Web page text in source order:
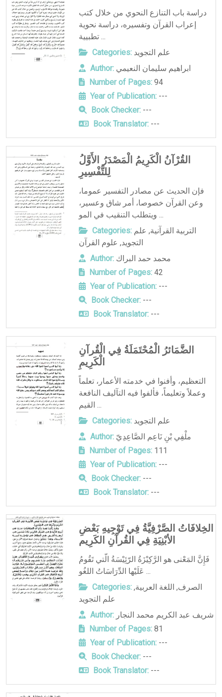
دراسة باب التنازع النحوي من خلال كتب
إعراب القرآن وتفسيره، دراسة نحوية
تطبيية ...
Categories: علم التجويد
Author: ابراهيم سليمان النعيمي
Number of Pages:94
Year of Publication:---
Book Checker:---
Book Translator:---
القُرْآنُ الْكَرِيمُ الْمَصْدَرُ الأَوَّلُ
لِلتَّفْسِيرِ
فإن الحديث عن مصادر التفسير عموما،
وعن القرآن خصوصا، أمر شاق وعسير،
ويتطلب التنقيب في المو ...
Categories:
التربية القرآنية, علم
التجويد, علوم القرآن
Author: محمد حمد البراك
Number of Pages:42
Year of Publication:---
Book Checker:---
Book Translator:---
الضَّمَائرُ الْمُحْتَمَلَةُ فِي الْقُرآنِ
الْكَرِيمِ
التعظيم، وأفنوا في خدمته الأعمار، تعلماً
وعملاً وتعليماً، فألفوا فيه التآليف النافعة
القيم ...
Categories: علم التجويد
Author: ملْفِي بْنِ نَاعِم الصَّاعِدِيّ
Number of Pages:111
Year of Publication:---
Book Checker:---
Book Translator:---
الخِلافَاتُ الصَّرْفِيَّةُ فِي تَوْجِيهِ بَعْضِ
الأبْنِيَةِ فِي القُرآنِ الكَرِيم
فَإِنَّ المَعْنى هو الرَّكِيْزَةُ الرّئِيْسَةُ الّتي تَقُومُ
عَلَيْها الدِّرَاسَاتُ اللغُو ...
Categories:
الصرف, اللغة العربية,
علم التجويد
Author: شريف عبد الكريم محمد النجار
Number of Pages:81
Year of Publication:---
Book Checker:---
Book Translator:---